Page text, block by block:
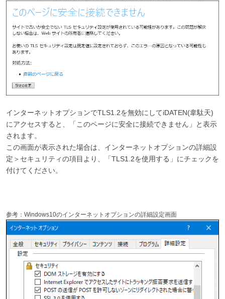
インターネットオプションでTLS1.2を無効にしてiDATEN(韋駄天)
にアクセスすると、「このページに安全に接続できません」と表示
されます。
この画面が表示された場合は、インターネットオプションの詳細設
定＞セキュリティの項目より、「TLS1.2を使用する」にチェックを
付けてください。
参考：Windows10のインターネットオプションの詳細設定画面